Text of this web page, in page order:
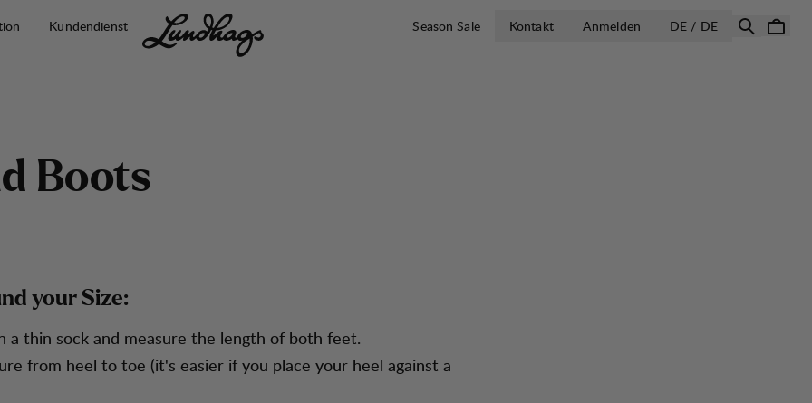
Kundendienst Season Sale Kontakt Anmelden DE / DELAND
d Boots
your Size:
a thin sock and measure the length of both feet.
from heel to toe (it's easier if you place your heel against a